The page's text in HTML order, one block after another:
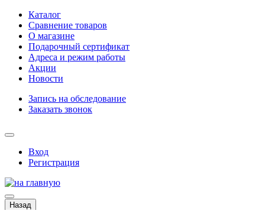
Каталог
Сравнение товаров
О магазине
Подарочный сертификат
Адреса и режим работы
Акции
Новости
Запись на обследование
Заказать звонок
Вход
Регистрация
Назад